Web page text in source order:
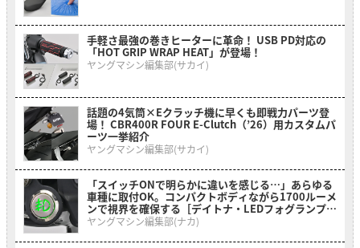
手軽さ最強の巻きヒーターに革命！ USB PD対応の
「HOT GRIP WRAP HEAT」が登場！
ヤングマシン編集部(サカイ)
話題の4気筒×Eクラッチ機に早くも即戦力パーツ登
場！ CBR400R FOUR E-Clutch（’26）用カスタムパ
ーツ一挙紹介
ヤングマシン編集部(サカイ)
「スイッチONで明らかに違いを感じる…」あらゆる
車種に取付OK。コンパクトボディながら1700ルーメ
ンで視界を確保する［デイトナ・LEDフォグランプユ
ニット プレシャスレイ スモール］
ヤングマシン編集部(ナカ)